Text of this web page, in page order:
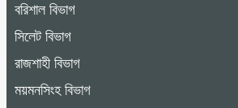
বরিশাল বিভাগ
সিলেট বিভাগ
রাজশাহী বিভাগ
ময়মনসিংহ বিভাগ